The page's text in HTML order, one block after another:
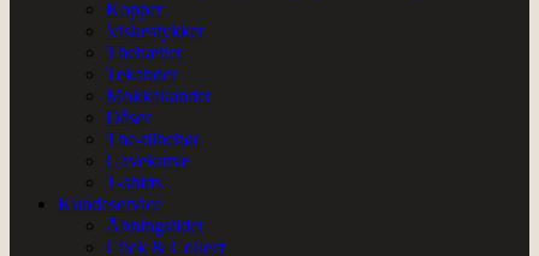
Kopper
Viskestykker
Thehætter
Tekander
Mokkakander
Dåser
The-tilbehør
Gavekurve
T-shirts
Kundeservice
Åbningstider
Click & Collect